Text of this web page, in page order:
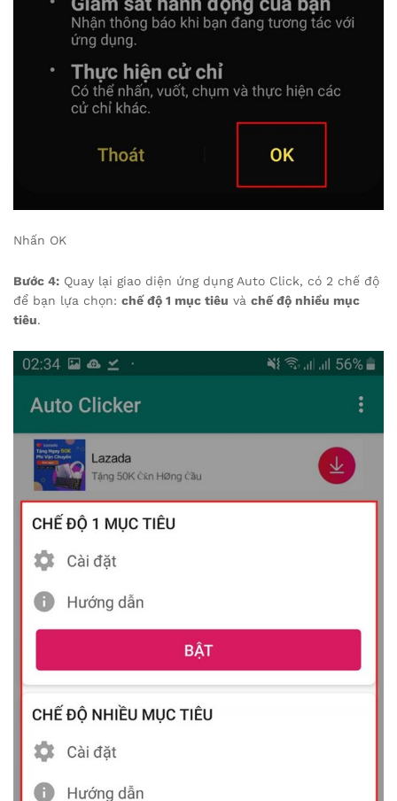
Nhấn OK
Bước 4: Quay lại giao diện ứng dụng Auto Click, có 2 chế độ
để bạn lựa chọn: chế độ 1 mục tiêu và chế độ nhiều mục
tiêu.